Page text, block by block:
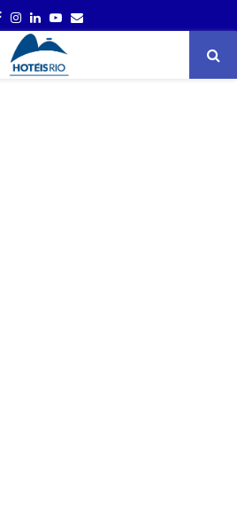
FACEBOOK
INSTAGRAM
LINKEDINYOUTUBE
EMAIL